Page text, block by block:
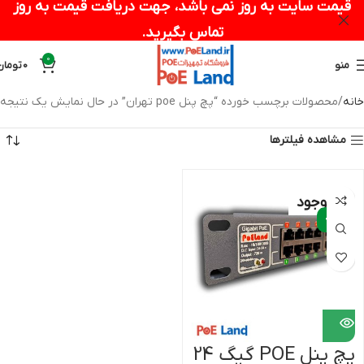
منو 0
0
خانه محصولات برچسب خورده “پچ پنل poe تهران” در حال نمایش یک نتیجه
مشاهده فیلترها
-9%
ناموجود
پچ پنل POE گیگ 24
قیمت سایت به روز نمی باشد، جهت دریافت قیمت به روز
تماس بگیرید.